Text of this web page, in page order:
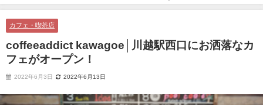
がオープン！
カフェ・喫茶店
coffeeaddict kawagoe│川越駅西口にお洒落なカ
フェがオープン！
2022年6月3日 2022年6月13日